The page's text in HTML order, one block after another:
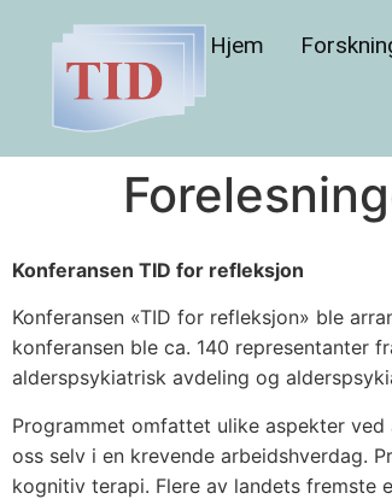
Hjem
Konferansen TID for refleksjon
Konferansen «TID for refleksjon» ble
konferansen ble ca. 140 representanter
alderspsykiatrisk avdeling og
Programmet omfattet ulike aspekter
oss selv i en krevende arbeidshverdag.
kognitiv terapi. Flere av landets